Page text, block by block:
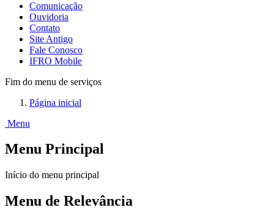
Comunicação
Ouvidoria
Contato
Site Antigo
Fale Conosco
IFRO Mobile
Fim do menu de serviços
Página inicial
Menu
Menu Principal
Início do menu principal
Menu de Relevância